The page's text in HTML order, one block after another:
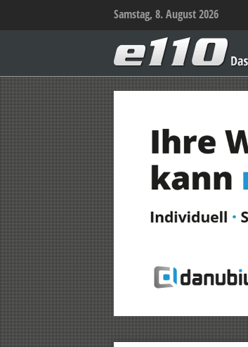
Samstag, 8. August 2026
–
Das
Sicherheitsportal